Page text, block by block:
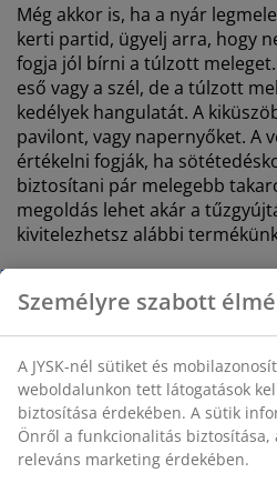
Még akkor is, ha a nyár
kerti partid, ügyelj arra, hogy
fogja jól bírni a túlzott
eső vagy a szél, de a túlzott
kedélyek hangulatát. A
pavilont, vagy napernyőket. A
értékelni fogják, ha
biztosítani pár melegebb
megoldás lehet akár a
kivitelezhetsz alábbi
Személyre szabott
A JYSK-nél sütiket és
weboldalunkon tett látogatások
biztosítása érdekében. A sütik
Önről a funkcionalitás biztosítása,
releváns marketing érdekében.